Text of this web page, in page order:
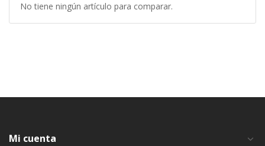
No tiene ningún artículo para comparar.
Mi cuenta